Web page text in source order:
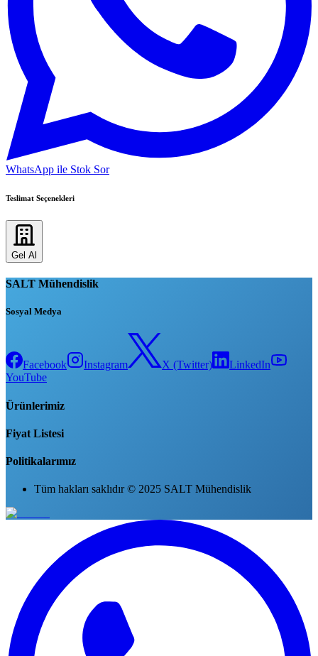
WhatsApp ile Stok Sor
Teslimat Seçenekleri
Gel Al
SALT Mühendislik
Sosyal Medya
Facebook Instagram X (Twitter)
LinkedIn
YouTube
Ürünlerimiz
Fiyat Listesi
Politikalarımız
Tüm hakları saklıdır © 2025 SALT Mühendislik